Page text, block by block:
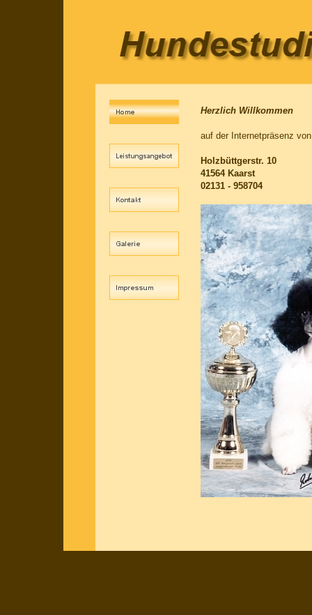
Herzlich Willkommen
auf der Internetpräsenz
Holzbüttgerstr. 10
41564 Kaarst
02131 - 958704